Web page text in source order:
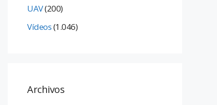
UAV(200)
Vídeos(1.046)
Archivos